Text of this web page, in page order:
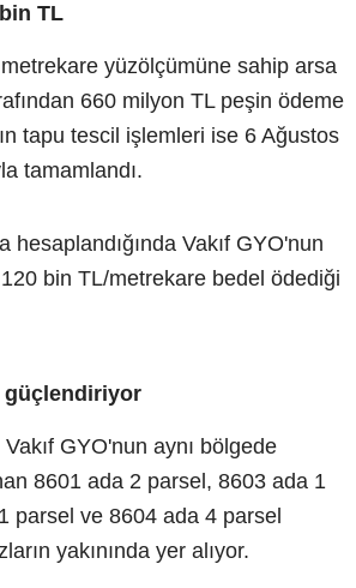
TL
yüzölçümüne sahip arsa
660 milyon TL peşin ödeme
tapu tescil işlemleri ise 6 Ağustos
tamamlandı.
hesaplandığında Vakıf GYO'nun
bin TL/metrekare bedel ödediği
Vakıf GYO'nun aynı bölgede
8601 ada 2 parsel, 8603 ada 1
parsel ve 8604 ada 4 parsel
yakınında yer alıyor.